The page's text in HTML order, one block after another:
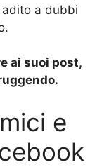
adito a dubbi
ai suoi post,
e